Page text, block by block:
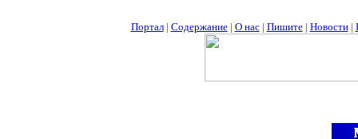
Портал| Содержание| О нас| Пишите| Новости|